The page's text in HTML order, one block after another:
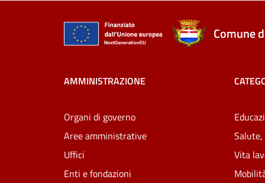
Comune
AMMINISTRAZIONE
Organi di governo
Aree amministrative
Uffici
Enti e fondazioni
Salute,
Vita